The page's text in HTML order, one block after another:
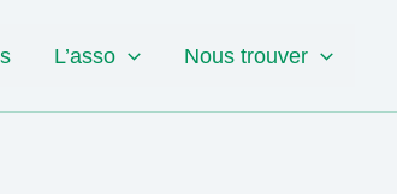
L’asso Nous trouver